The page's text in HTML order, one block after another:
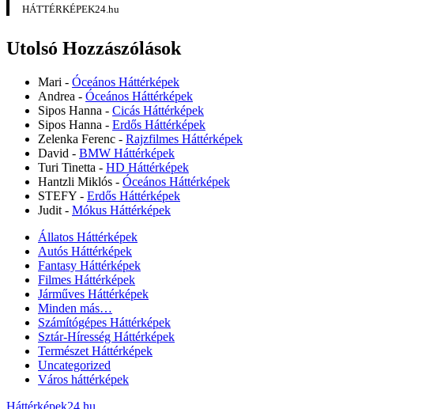
HÁTTÉRKÉPEK24.hu
Utolsó Hozzászólások
Mari - Óceános Háttérképek
Andrea - Óceános Háttérképek
Sipos Hanna - Cicás Háttérképek
Sipos Hanna - Erdős Háttérképek
Zelenka Ferenc - Rajzfilmes Háttérképek
David - BMW Háttérképek
Turi Tinetta - HD Háttérképek
Hantzli Miklós - Óceános Háttérképek
STEFY - Erdős Háttérképek
Judit - Mókus Háttérképek
Állatos Háttérképek
Autós Háttérképek
Fantasy Háttérképek
Filmes Háttérképek
Járműves Háttérképek
Minden más…
Számítógépes Háttérképek
Sztár-Híresség Háttérképek
Természet Háttérképek
Uncategorized
Város háttérképek
Háttérképek24.hu